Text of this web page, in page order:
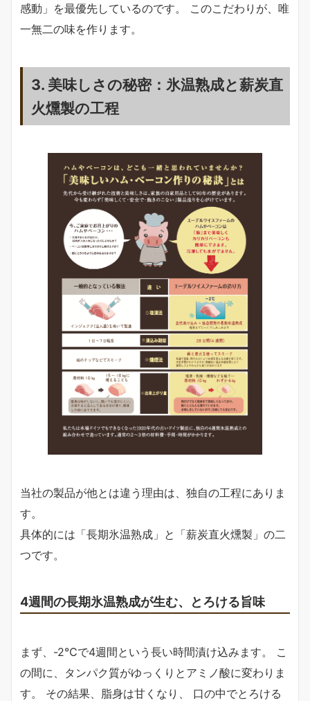
感動」を最優先しているのです。 このこだわりが、唯
一無二の味を作ります。
3. 美味しさの秘密：氷温熟成と薪炭直
火燻製の工程
当社の製品が他とは違う理由は、独自の工程にありま
す。
具体的には「長期氷温熟成」と「薪炭直火燻製」の二
つです。
4週間の長期氷温熟成が生む、とろける旨味
まず、-2℃で4週間という長い時間漬け込みます。 こ
の間に、タンパク質がゆっくりとアミノ酸に変わりま
す。 その結果、脂身は甘くなり、 口の中でとろける